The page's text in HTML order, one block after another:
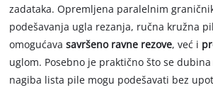
zadataka. Opremljena paralelnim
podešavanja ugla rezanja, ručna kružna
omogućava savršeno ravne rezove, već i
uglom. Posebno je praktično što se
nagiba lista pile mogu podešavati bez